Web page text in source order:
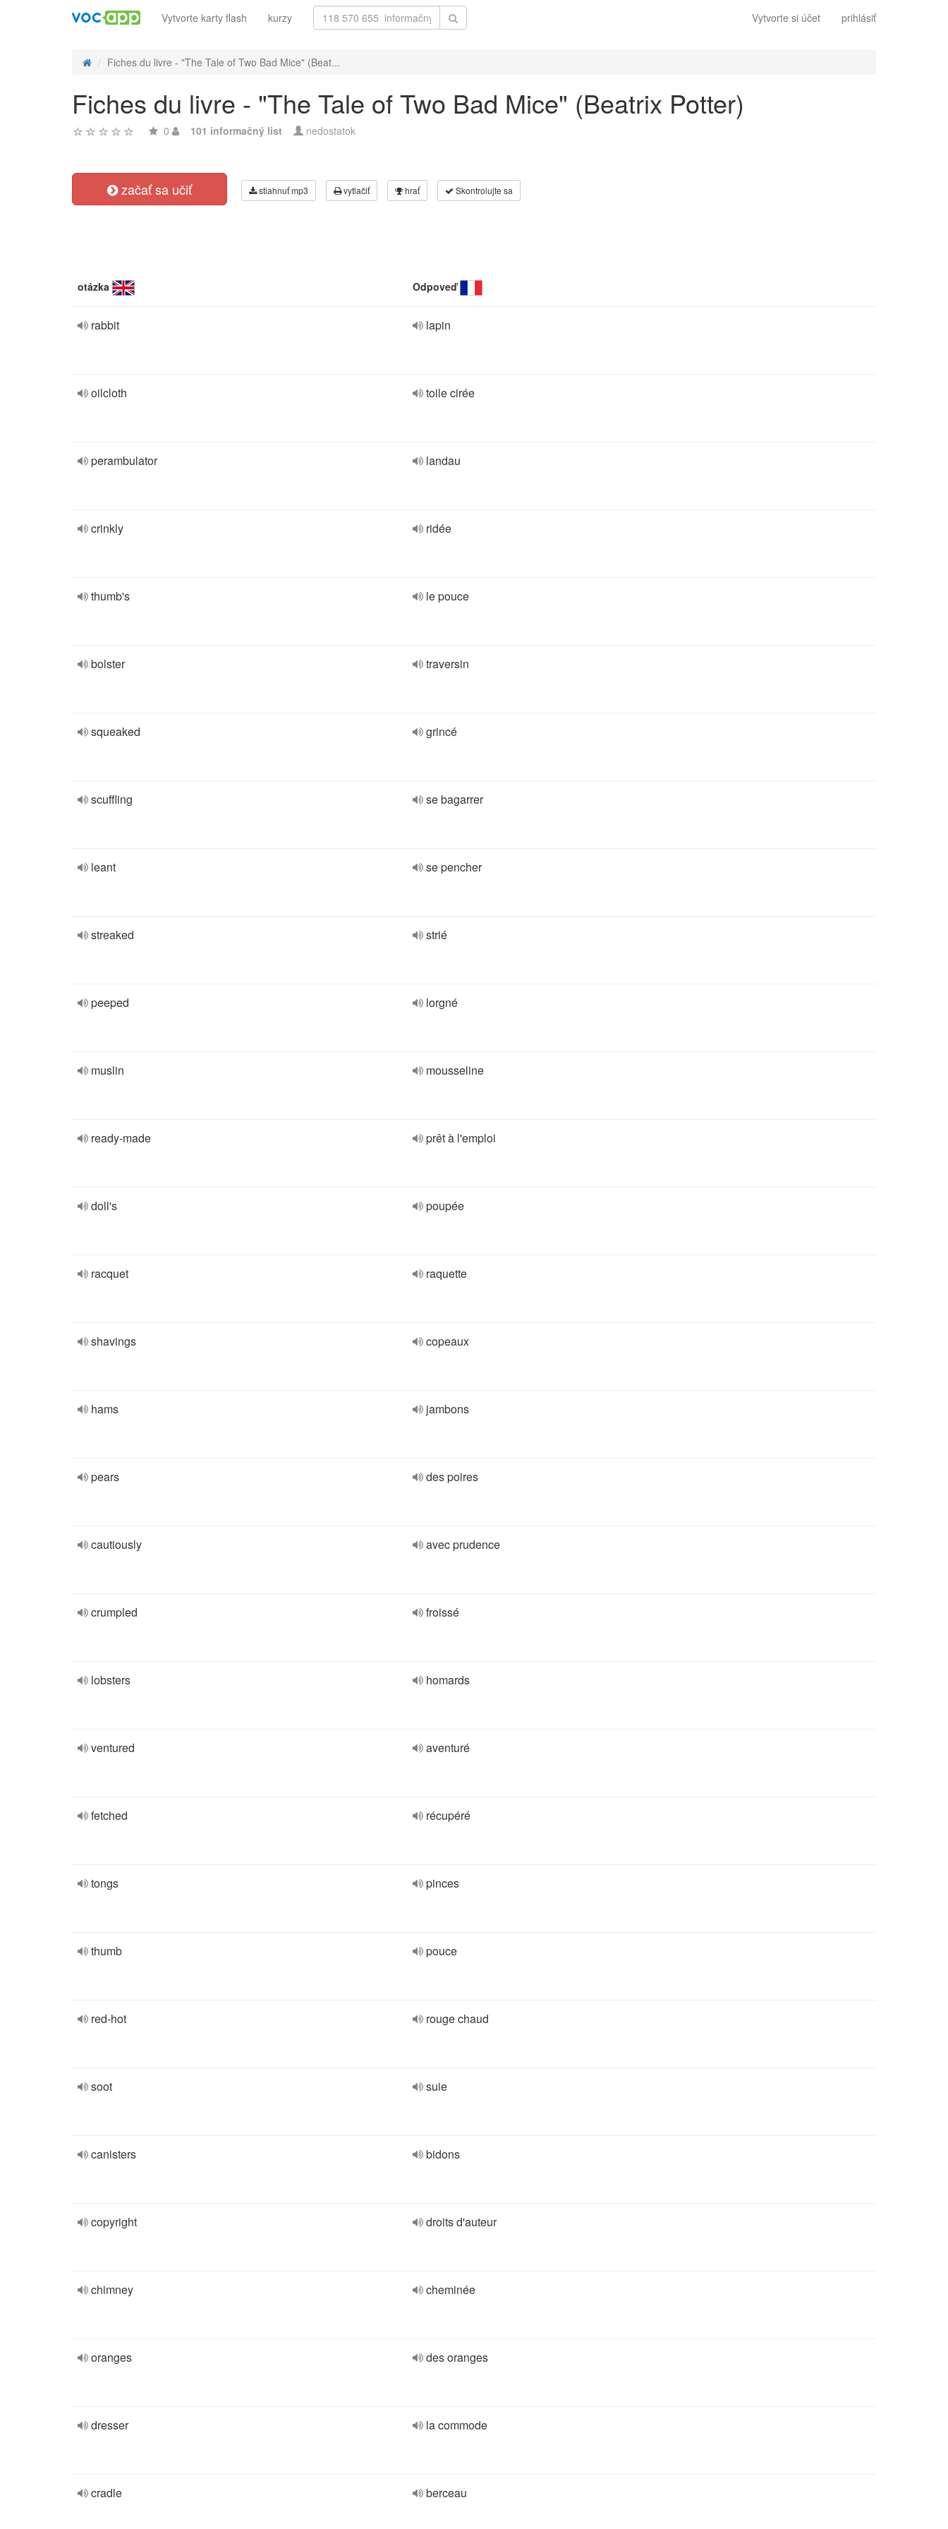
Vytvorte si účet prihlásiť
Vytvorte karty flash kurzy
Fiches du livre - "The Tale of Two Bad Mice" (Beat...
Fiches du livre - "The Tale of Two Bad Mice" (Beatrix Potter)
0 101 informačný list nedostatok
začať sa učiť stiahnuť mp3 vytlačiť hrať Skontrolujte sa
otázka Odpoveď
rabbit lapin
oilcloth toile cirée
perambulator landau
crinkly ridée
thumb's le pouce
bolster traversin
squeaked grincé
scuffling se bagarrer
leant se pencher
streaked strié
peeped lorgné
muslin mousseline
ready-made prêt à l'emploi
doll's poupée
racquet raquette
shavings copeaux
hams jambons
pears des poires
cautiously avec prudence
crumpled froissé
lobsters homards
ventured aventuré
fetched récupéré
tongs pinces
thumb pouce
red-hot rouge chaud
soot suie
canisters bidons
copyright droits d'auteur
chimney cheminée
oranges des oranges
dresser la commode
cradle berceau